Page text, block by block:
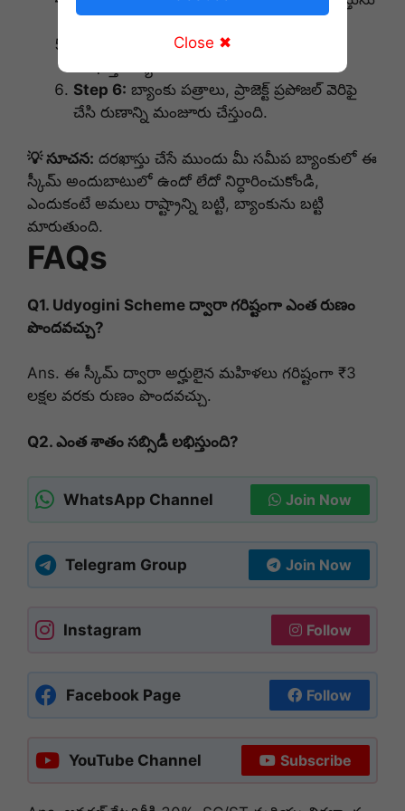
ఎంపిక కమిటీ ఆమోదించిన తర్వాత
Step 6: బ్యాంకు పత్రాలు, ప్రాజెక్ట్ ప్రపోజల్ వెరిఫై
చేసి రుణాన్ని మంజూరు చేస్తుంది.
💡 సూచన: దరఖాస్తు చేసే ముందు మీ సమీప బ్యాంకులో ఈ
స్కీమ్ అందుబాటులో ఉందో లేదో నిర్ధారించుకోండి,
ఎందుకంటే అమలు రాష్ట్రాన్ని బట్టి, బ్యాంకును బట్టి
మారుతుంది.
FAQs
Q1. Udyogini Scheme ద్వారా గరిష్టంగా ఎంత రుణం
పొందవచ్చు?
Ans. ఈ స్కీమ్ ద్వారా అర్హులైన మహిళలు గరిష్టంగా ₹3
లక్షల వరకు రుణం పొందవచ్చు.
Q2. ఎంత శాతం సబ్సిడీ లభిస్తుంది?
WhatsApp Channel Join Now
Telegram Group Join Now
Instagram Follow
Facebook Page Follow
YouTube Channel Subscribe
Close ✖